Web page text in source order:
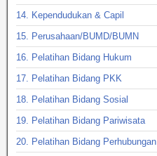
14. Kependudukan & Capil
15. Perusahaan/BUMD/BUMN
16. Pelatihan Bidang Hukum
17. Pelatihan Bidang PKK
18. Pelatihan Bidang Sosial
19. Pelatihan Bidang Pariwisata
20. Pelatihan Bidang Perhubungan